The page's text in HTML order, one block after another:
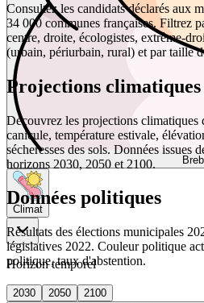
Climat
Horizon temporel
2030 2050
2100
Consultez les candidats déclarés aux
34 000 communes françaises. Filtrez
centre, droite, écologistes, extrême-
(urbain, périurbain, rural) et par taille
Projections
Découvrez les projections climatiques
canicule, température estivale,
sécheresses des sols. Données issues
horizons 2030, 2050 et 2100.
Données politiques
Résultats des élections municipales
législatives 2022. Couleur politique
politique, taux d'abstention.